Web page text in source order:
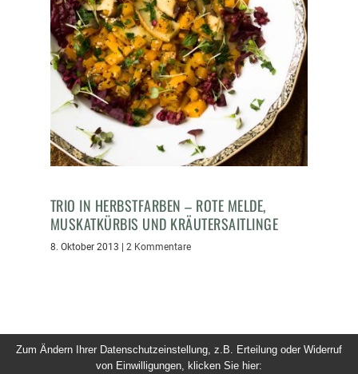
TRIO IN HERBSTFARBEN – ROTE MELDE,
MUSKATKÜRBIS UND KRÄUTERSAITLINGE
8. Oktober 2013 2 Kommentare
© 2026 Dinner um Acht. Alle Rechte vorbehalten
Zum Ändern Ihrer Datenschutzeinstellung, z.B. Erteilung oder Widerruf
von Einwilligungen, klicken Sie hier: